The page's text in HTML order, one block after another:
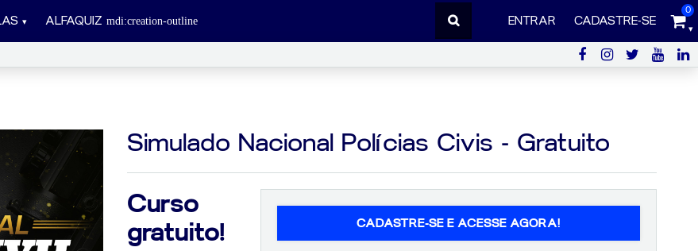
0
ENTRAR CADASTRE-SE
ALFAQUIZ
Simulado Nacional Polícias Civis - Gratuito
Curso
gratuito!
CADASTRE-SE E ACESSE AGORA!